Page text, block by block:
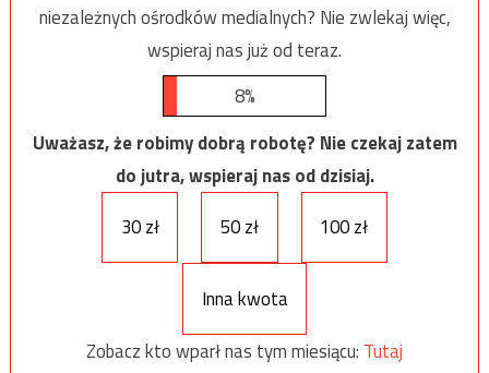
niezależnych ośrodków medialnych? Nie zwlekaj więc,
wspieraj nas już od teraz.
8%
Uważasz, że robimy dobrą robotę? Nie czekaj zatem
do jutra, wspieraj nas od dzisiaj.
30 zł
50 zł 100 zł
Inna kwota
Zobacz kto wparł nas tym miesiącu: Tutaj